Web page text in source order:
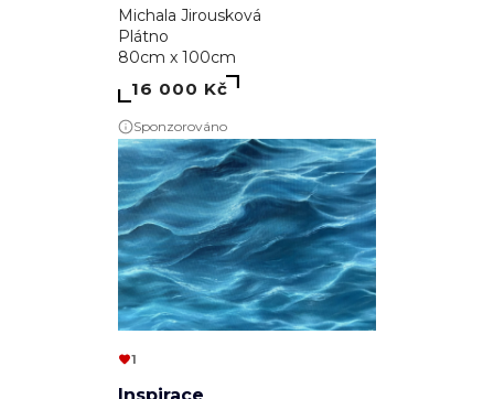
Michala Jirousková
Plátno
80cm x 100cm
16 000 Kč
Sponzorováno
1
Inspirace